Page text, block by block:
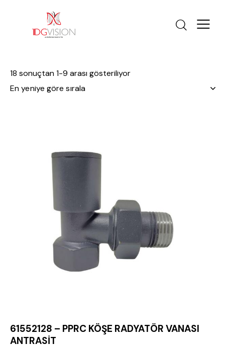
18 sonuçtan 1-9 arası gösteriliyor
61552128 – PPRC KÖŞE RADYATÖR VANASI
ANTRASİT